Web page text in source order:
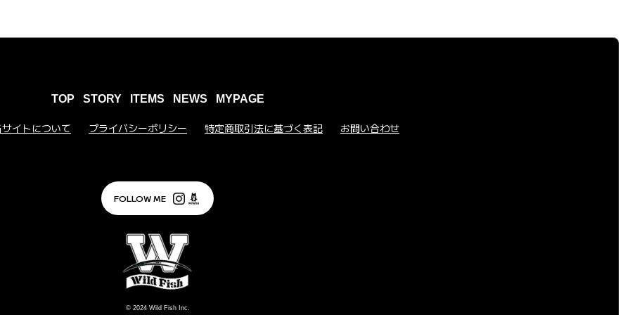
TOP STORY ITEMS NEWS MYPAGE
サイトについて プライバシーポリシー 特定商取引法に基づく表記 お問い合わせ
FOLLOW ME
© 2024 Wild Fish Inc.